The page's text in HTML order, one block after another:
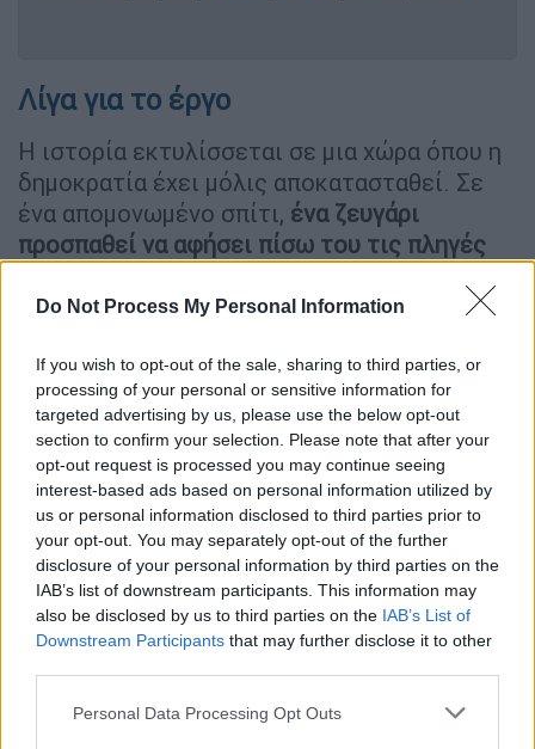
Do Not Process My Personal Information
If you wish to opt-out of the sale, sharing to third parties, or
processing of your personal or sensitive information for
targeted advertising by us, please use the below opt-out
section to confirm your selection. Please note that after your
opt-out request is processed you may continue seeing
interest-based ads based on personal information utilized by
us or personal information disclosed to third parties prior to
your opt-out. You may separately opt-out of the further
disclosure of your personal information by third parties on the
IAB’s list of downstream participants. This information may
also be disclosed by us to third parties on the IAB’s List of
Downstream Participants that may further disclose it to other
Please note that this website/app uses one or more Google
Personal Data Processing Opt Outs
Λίγα για το έργο
Η ιστορία εκτυλίσσεται σε μια χώρα όπου η
δημοκρατία έχει μόλις αποκατασταθεί. Σε
ένα απομονωμένο σπίτι, ένα ζευγάρι
προσπαθεί να αφήσει πίσω του τις πληγές
μια νέα ζωή. Η άφιξη, όμως, ενός
εύθραυστες ισορροπίες και θα φέρει στο
φως καλά κρυμμένα μυστικά.
Μια γυναίκα πουδεν κατάφερε ποτέ να
ξεπεράσει τις μνήμες της φυλάκισης και των
βασανιστηρίων της. Ένας άνδρας που
επιθυμεί να αφήσει πίσω του το παρελθόν.
Και ένας άγνωστος, του οποίου η παρουσία
πυροδοτεί μια επικίνδυνη αναμέτρηση με
την αλήθεια.
παιχνίδι εξουσίας, καχυποψίας και